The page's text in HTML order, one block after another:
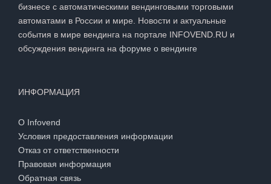
бизнесе с автоматическими вендинговыми торговыми
автоматами в России и мире. Новости и актуальные
события в мире вендинга на портале INFOVEND.RU и
обсуждения вендинга на форуме о вендинге
ИНФОРМАЦИЯ
О Infovend
Условия предоставления информации
Отказ от ответственности
Правовая информация
Обратная связь